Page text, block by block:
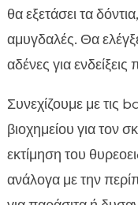
θα εξετάσει τα
αμυγδαλές. Θα
αδένες για ενδείξεις
Συνεχίζουμε με τις
βιοχημείου για τον
εκτίμηση του
ανάλογα με την